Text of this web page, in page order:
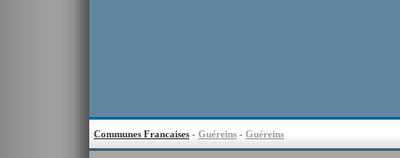
Communes Francaises - Guéreins - Guéreins